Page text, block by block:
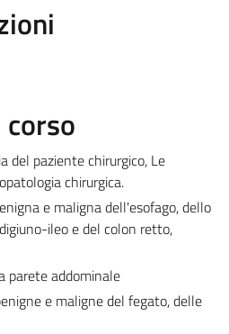
del paziente chirurgico, Le
chirurgica.
e maligna dell'esofago, dello
ileo e del colon retto,
parete addominale
e maligne del fegato, delle